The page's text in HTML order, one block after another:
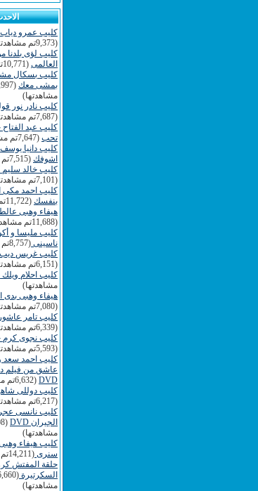
كليب عمرو دياب
(9,373تم مشاهدتها)
كليب لؤى بلدنا
العالمى (10,771تم مشاهدتها)
كليب بسكال
بمشى معك
مشاهدتها)
كليب نادر نور
(7,687تم مشاهدتها)
كليب عبد
تحب (7,647تم مشاهدتها)
كليب دانيا يوسف
اشوفك (7,515تم مشاهدتها)
كليب خالد
(7,101تم مشاهدتها)
كليب احمد مكى
بنفسك (11,722تم مشاهدتها)
هيفاء وهبى
(11,688تم مشاهدتها)
كليب مليسا و
ناسينى (8,757تم مشاهدتها)
كليب غريس
(6,151تم مشاهدتها)
كليب احلام ويلك
مشاهدتها)
هيفاء وهبى بدى
(7,080تم مشاهدتها)
كليب تامر
(6,339تم مشاهدتها)
كليب نجوى
(5,593تم مشاهدتها)
كليب احمد سعد و
عاشق من فيلم
DVD (6,632تم مشاهدتها)
كليب دوللى
(6,217تم مشاهدتها)
كليب نانسى
الجيران DVD
مشاهدتها)
كليب هيفاء وهبى
سنرى (14,211تم مشاهدتها)
حلقة المفتش
السكرتيرة
مشاهدتها)